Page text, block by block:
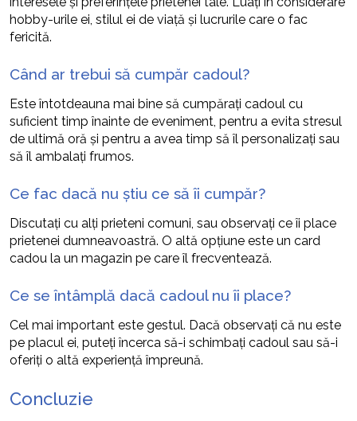
hobby-urile ei, stilul ei de viață și lucrurile care o fac
fericită.
Când ar trebui să cumpăr cadoul?
Este întotdeauna mai bine să cumpărați cadoul cu
suficient timp înainte de eveniment, pentru a evita stresul
de ultimă oră și pentru a avea timp să îl personalizați sau
să îl ambalați frumos.
Ce fac dacă nu știu ce să îi cumpăr?
Discutați cu alți prieteni comuni, sau observați ce îi place
prietenei dumneavoastră. O altă opțiune este un card
cadou la un magazin pe care îl frecventează.
Ce se întâmplă dacă cadoul nu îi place?
Cel mai important este gestul. Dacă observați că nu este
pe placul ei, puteți încerca să-i schimbați cadoul sau să-i
oferiți o altă experiență împreună.
Concluzie